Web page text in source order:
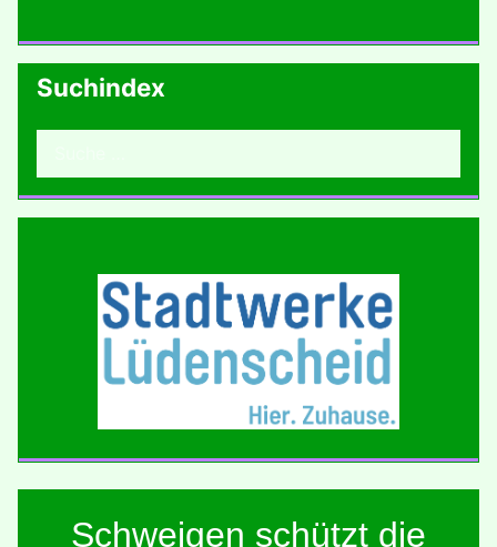
Suchindex
Schweigen schützt die